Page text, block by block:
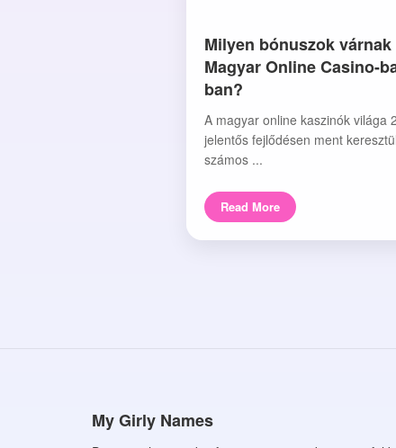
Milyen bónuszok várnak
Magyar Online Casino-
ban?
A magyar online kaszinók világa
jelentős fejlődésen ment
számos ...
Read More
My Girly Names